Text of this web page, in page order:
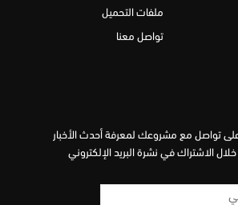
ملفات التحميل
تواصل معنا
تواصل مع مشروعك لمعرفة أحدث الأخبار
الاشتراك في نشرة البريد الإلكتروني